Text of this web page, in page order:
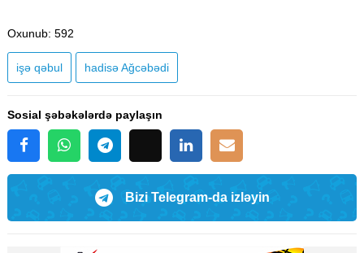
Oxunub: 592
işə qəbul hadisə ​​​​​​​Ağcəbədi
Sosial şəbəkələrdə paylaşın
Bizi Telegram-da izləyin